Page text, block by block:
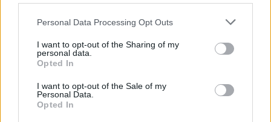
Personal Data Processing Opt Outs
I want to opt-out of the Sharing of my
personal data.
Opted In
I want to opt-out of the Sale of my
Personal Data.
Opted In
00:00
Leonardo Maria Del Vecchio dall'ex compagna